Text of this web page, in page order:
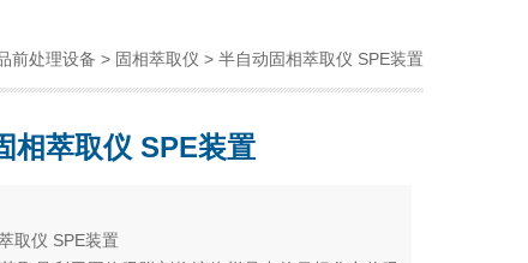
前处理设备 > 固相萃取仪 > 半自动固相萃取仪 SPE装置
相萃取仪 SPE装置
取仪 SPE装置